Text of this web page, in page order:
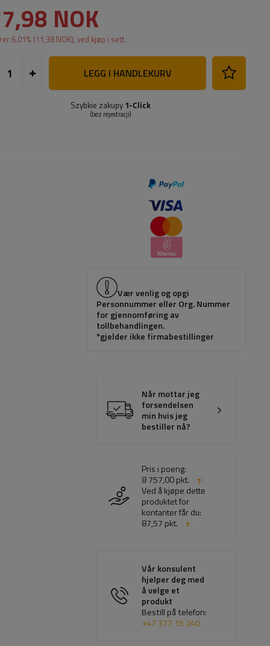
NOK
6.01% (11,38 NOK), ved kjøp i sett.
LEGG I HANDLEKURV
Szybkie zakupy 1-Click
(bez rejestracji)
Vær venlig og opgi
Personnummer eller Org. Nummer
for gjennomføring av
tollbehandlingen.
*gjelder ikke firmabestillinger
Når mottar jeg
forsendelsen
min hvis jeg
bestiller nå?
Pris i poeng:
8 757,00 pkt.
Ved å kjøpe dette
produktet for
kontanter får du:
87,57 pkt.
Vår konsulent
hjelper deg med
å velge et
produkt
Bestill på telefon:
+47 377 15 240